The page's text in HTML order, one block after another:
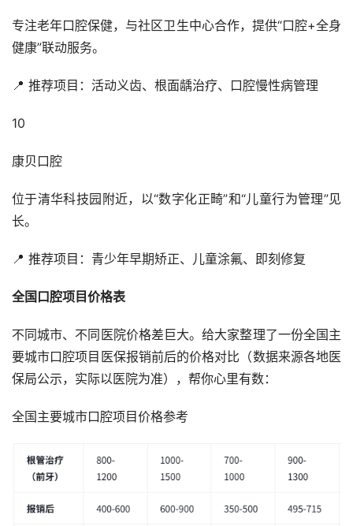
专注老年口腔保健，与社区卫生中心合作，提供“口腔+全身
健康”联动服务。
📍 推荐项目：活动义齿、根面龋治疗、口腔慢性病管理
10
康贝口腔
位于清华科技园附近，以“数字化正畸”和“儿童行为管理”见
长。
📍 推荐项目：青少年早期矫正、儿童涂氟、即刻修复
全国口腔项目价格表
不同城市、不同医院价格差巨大。给大家整理了一份全国主
要城市口腔项目医保报销前后的价格对比（数据来源各地医
保局公示，实际以医院为准），帮你心里有数：
全国主要城市口腔项目价格参考